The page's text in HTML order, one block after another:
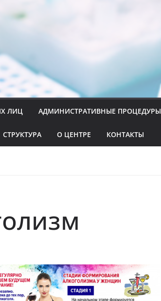
ЛИЦ АДМИНИСТРАТИВНЫЕ ПРОЦЕДУРЫ
СТРУКТУРА О ЦЕНТРЕ КОНТАКТЫ